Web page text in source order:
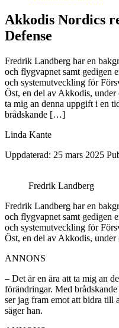
Akkodis Nordics
Defense
Fredrik Landberg har en
och flygvapnet samt gedigen
och systemutveckling för
Öst, en del av Akkodis, under
ta mig an denna uppgift i en
brådskande […]
Linda Kante
Uppdaterad: 25 mars 2025
Fredrik Landberg
Fredrik Landberg har en
och flygvapnet samt gedigen
och systemutveckling för
Öst, en del av Akkodis, under
ANNONS
– Det är en ära att ta mig an
förändringar. Med
ser jag fram emot att bidra till
säger han.